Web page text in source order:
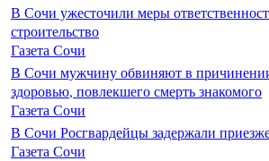
В Сочи ужесточили меры
строительство
Газета Сочи
В Сочи мужчину обвиняют в
здоровью, повлекшего смерть знакомого
Газета Сочи
В Сочи Росгвардейцы задержали
Газета Сочи